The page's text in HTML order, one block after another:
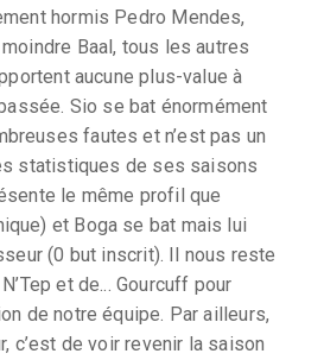
hormis Pedro Mendes,
Baal, tous les autres
aucune plus-value à
Sio se bat énormément
fautes et n’est pas un
statistiques de ses saisons
le même profil que
et Boga se bat mais lui
(0 but inscrit). Il nous reste
et de... Gourcuff pour
de notre équipe. Par ailleurs,
c’est de voir revenir la saison